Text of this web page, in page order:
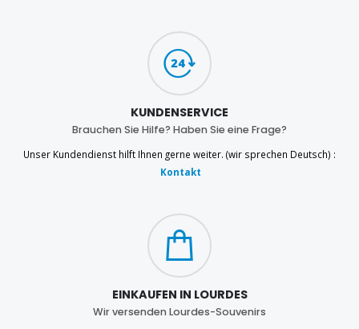
KUNDENSERVICE
Brauchen Sie Hilfe? Haben Sie eine Frage?
Unser Kundendienst hilft Ihnen gerne weiter. (wir sprechen Deutsch) :
Kontakt
EINKAUFEN IN LOURDES
Wir versenden Lourdes-Souvenirs